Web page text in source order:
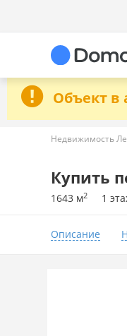
Объект в
Недвижимость
Купить
1643 м2 1
Описание